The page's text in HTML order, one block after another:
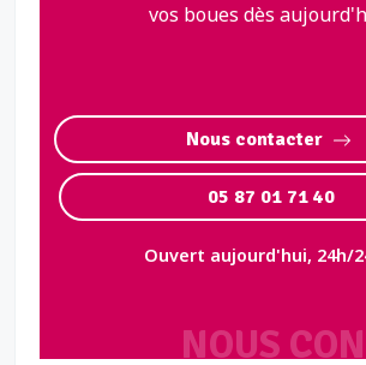
NOUS
vos boues dès
Nous contacter
05 87 01 71 40
Ouvert aujourd'hui, 24h/